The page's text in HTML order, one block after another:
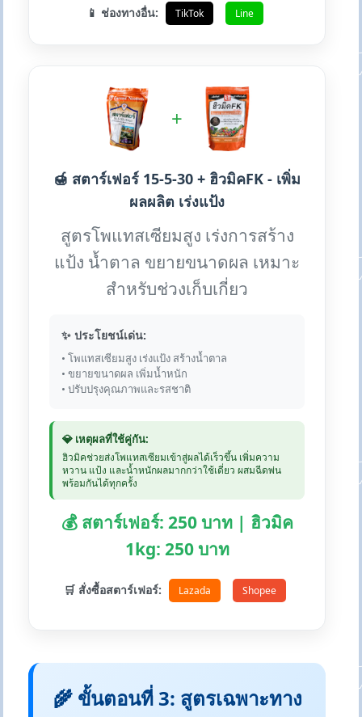
📱 ช่องทางอื่น: TikTok Line
+
🍯 สตาร์เฟอร์ 15-5-30 + ฮิวมิคFK - เพิ่ม
ผลผลิต เร่งแป้ง
สูตรโพแทสเซียมสูง เร่งการสร้าง
แป้ง น้ำตาล ขยายขนาดผล เหมาะ
สำหรับช่วงเก็บเกี่ยว
✨ ประโยชน์เด่น:
• โพแทสเซียมสูง เร่งแป้ง สร้างน้ำตาล
• ขยายขนาดผล เพิ่มน้ำหนัก
• ปรับปรุงคุณภาพและรสชาติ
💎 เหตุผลที่ใช้คู่กัน:
ฮิวมิคช่วยส่งโพแทสเซียมเข้าสู่ผลได้เร็วขึ้น เพิ่มความ
หวาน แป้ง และน้ำหนักผลมากกว่าใช้เดี่ยว ผสมฉีดพ่น
พร้อมกันได้ทุกครั้ง
💰 สตาร์เฟอร์: 250 บาท | ฮิวมิค
1kg: 250 บาท
🛒 สั่งซื้อสตาร์เฟอร์: Lazada Shopee
🌾 ขั้นตอนที่ 3: สูตรเฉพาะทาง